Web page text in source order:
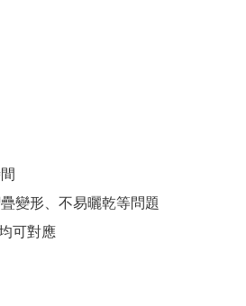
變形、不易曬乾等問題
可對應